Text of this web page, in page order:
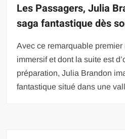
Les Passagers, Julia
saga fantastique dès
Avec ce remarquable
immersif et dont la suite est
préparation, Julia Brandon
fantastique situé dans une